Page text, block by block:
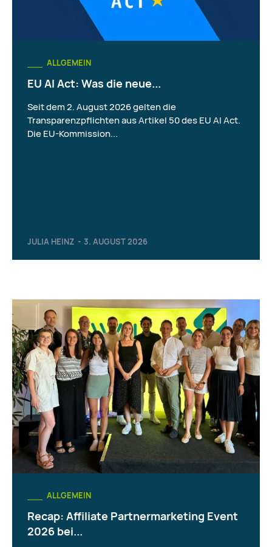
ALLGEMEIN
EU AI Act: Was die neue...
JULIA HEINZ - 3. AUGUST 2026
Seit dem 2. August 2026 gelten die
Transparenzpflichten aus Artikel 50 des EU AI Act.
Die EU-Kommission...
ALLGEMEIN
Recap: Affiliate Partnermarketing Event
2026 bei...